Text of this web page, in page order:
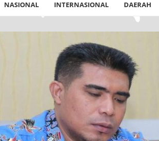
NASIONAL INTERNASIONAL DAERAH